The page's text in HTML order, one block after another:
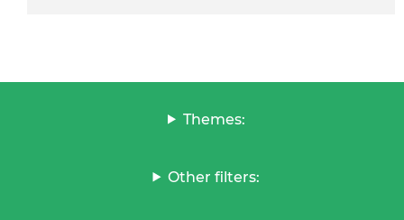
Themes:
Other filters: